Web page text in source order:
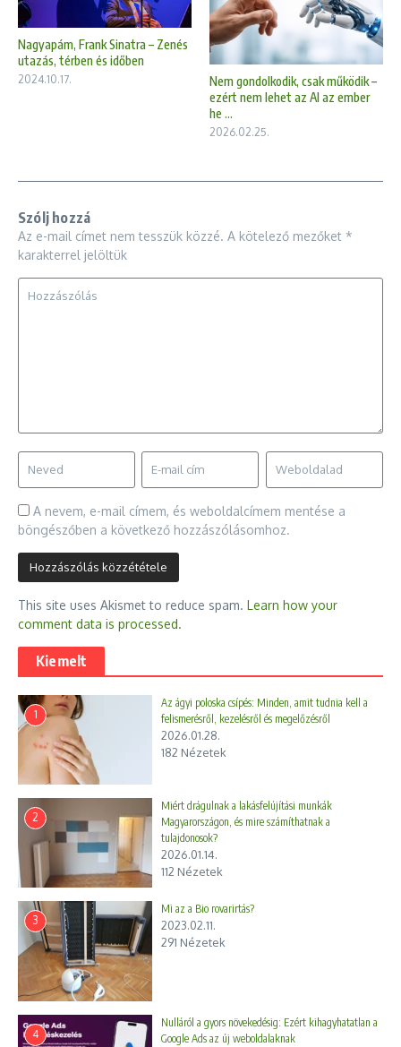
Nagyapám, Frank Sinatra – Zenés
utazás, térben és időben
2024.10.17.
Nem gondolkodik, csak működik –
ezért nem lehet az AI az ember
he ...
2026.02.25.
Szólj hozzá
Az e-mail címet nem tesszük közzé. A kötelező mezőket *
karakterrel jelöltük
A nevem, e-mail címem, és weboldalcímem mentése a
böngészőben a következő hozzászólásomhoz.
This site uses Akismet to reduce spam. Learn how your
comment data is processed.
Kiemelt
1
Az ágyi poloska csípés: Minden, amit tudnia kell a
felismerésről, kezelésről és megelőzésről
2026.01.28.
182 Nézetek
2
Miért drágulnak a lakásfelújítási munkák
Magyarországon, és mire számíthatnak a
tulajdonosok?
2026.01.14.
112 Nézetek
3
Mi az a Bio rovarirtás?
2023.02.11.
291 Nézetek
4
Nulláról a gyors növekedésig: Ezért kihagyhatatlan a
Google Ads az új weboldalaknak